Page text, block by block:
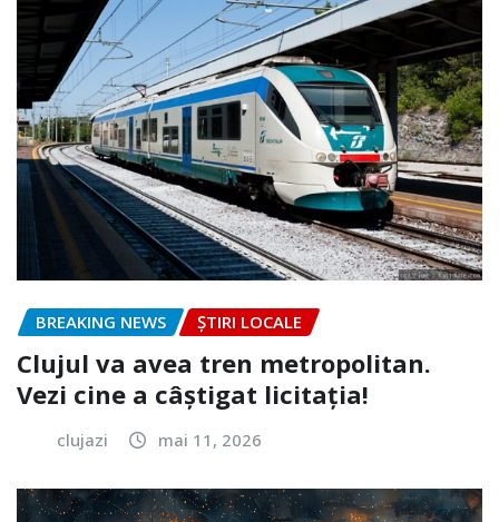
BREAKING NEWS ȘTIRI LOCALE
Clujul va avea tren metropolitan.
Vezi cine a câștigat licitația!
clujazi mai 11, 2026